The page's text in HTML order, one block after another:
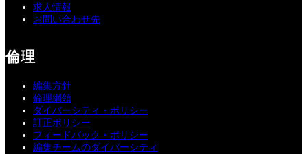
求人情報
お問い合わせ先
倫理
編集方針
倫理綱領
ダイバーシティ・ポリシー
訂正ポリシー
フィードバック・ポリシー
編集チームのダイバーシティ